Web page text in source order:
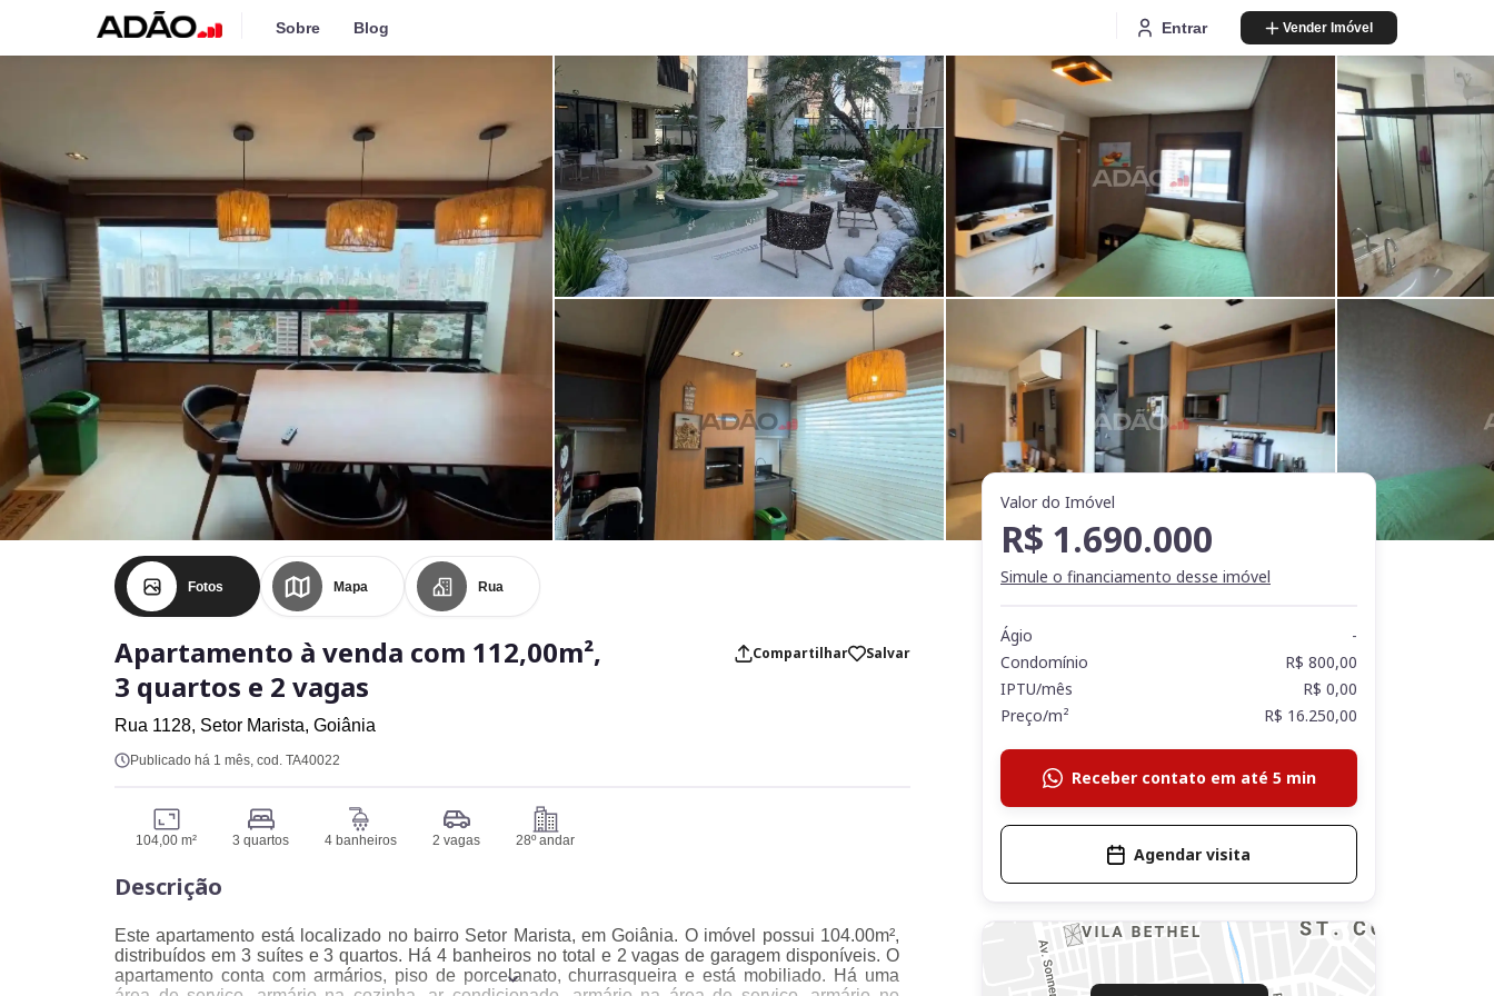
Sobre Blog Entrar Vender Imóvel
Fotos Mapa Rua
Apartamento à venda com 112,00m²,
3 quartos e 2 vagas
Compartilhar Salvar
Rua 1128, Setor Marista, Goiânia
Publicado há 1 mês, cod. TA40022
104,00 m² 3 quartos 4 banheiros 2 vagas 28º andar
Descrição
Este apartamento está localizado no bairro Setor Marista, em Goiânia. O imóvel possui 104.00m²,
distribuídos em 3 suítes e 3 quartos. Há 4 banheiros no total e 2 vagas de garagem disponíveis. O
apartamento conta com armários, piso de porcelanato, churrasqueira e está mobiliado. Há uma
Valor do Imóvel
R$ 1.690.000
Simule o financiamento desse imóvel
Ágio
-
Condomínio
R$ 800,00
IPTU/mês
R$ 0,00
Preço/m²
R$ 16.250,00
Receber contato em até 5 min
Agendar visita